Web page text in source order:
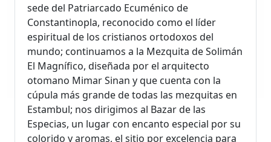
sede del Patriarcado Ecuménico de
Constantinopla, reconocido como el líder
espiritual de los cristianos ortodoxos del
mundo; continuamos a la Mezquita de Solimán
El Magnífico, diseñada por el arquitecto
otomano Mimar Sinan y que cuenta con la
cúpula más grande de todas las mezquitas en
Estambul; nos dirigimos al Bazar de las
Especias, un lugar con encanto especial por su
colorido y aromas, el sitio por excelencia para